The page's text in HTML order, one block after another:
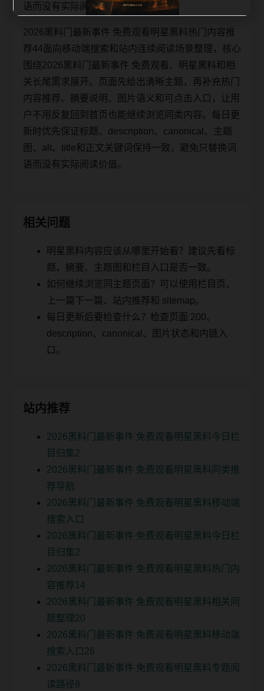
语而没有实际阅读价值。
2026黑料门最新事件 免费观看明星黑料热门内容推
荐44面向移动端搜索和站内连续阅读场景整理，核心
围绕2026黑料门最新事件 免费观看、明星黑料和相
关长尾需求展开。页面先给出清晰主题，再补充热门
内容推荐、摘要说明、图片语义和可点击入口，让用
户不用反复回到首页也能继续浏览同类内容。每日更
新时优先保证标题、description、canonical、主题
图、alt、title和正文关键词保持一致，避免只替换词
语而没有实际阅读价值。
相关问题
明星黑料内容应该从哪里开始看？建议先看标
题、摘要、主题图和栏目入口是否一致。
如何继续浏览同主题页面？可以使用栏目页、
上一篇下一篇、站内推荐和 sitemap。
每日更新后要检查什么？检查页面 200、
description、canonical、图片状态和内链入
口。
站内推荐
2026黑料门最新事件 免费观看明星黑料今日栏
目归集2
2026黑料门最新事件 免费观看明星黑料同类推
荐导航
2026黑料门最新事件 免费观看明星黑料移动端
搜索入口
2026黑料门最新事件 免费观看明星黑料今日栏
目归集2
2026黑料门最新事件 免费观看明星黑料热门内
容推荐14
2026黑料门最新事件 免费观看明星黑料相关问
题整理20
2026黑料门最新事件 免费观看明星黑料移动端
搜索入口26
2026黑料门最新事件 免费观看明星黑料专题阅
读路径8